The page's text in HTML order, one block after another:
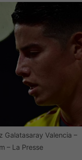
Galatasaray Valencia –
– La Presse